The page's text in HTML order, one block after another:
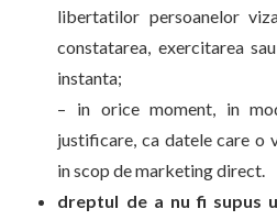
libertatilor persoanelor
constatarea, exercitarea
instanta;
– in orice moment, in
justificare, ca datele care o
in scop de marketing direct.
dreptul de a nu fi supus